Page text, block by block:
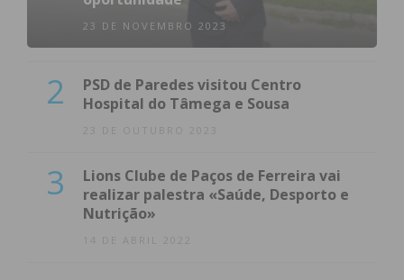
23 DE NOVEMBRO 2023
2
PSD de Paredes visitou Centro
Hospital do Tâmega e Sousa
23 DE OUTUBRO 2023
3
Lions Clube de Paços de Ferreira vai
realizar palestra «Saúde, Desporto e
Nutrição»
14 DE ABRIL 2022